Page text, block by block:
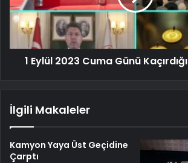
1 Eylül 2023 Cuma Günü
İlgili Makaleler
Kamyon Yaya Üst Geçidine
Çarptı